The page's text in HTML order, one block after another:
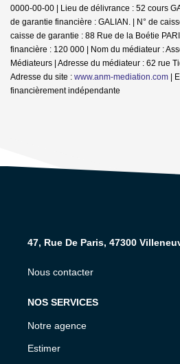
0000-00-00 | Lieu de délivrance : 52 cours
de garantie financière : GALIAN. | N° de
caisse de garantie : 88 Rue de la Boétie
financière : 120 000 | Nom du médiateur :
Médiateurs | Adresse du médiateur : 62 rue
Adresse du site : www.anm-mediation.com |
financièrement indépendante
47, Rue De Paris, 47300
Nous contacter
NOS SERVICES
Notre agence
Estimer